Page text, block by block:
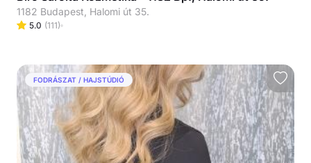
1182 Budapest, Halomi út 35.
5.0 (111)
FODRÁSZAT / HAJSTÚDIÓ